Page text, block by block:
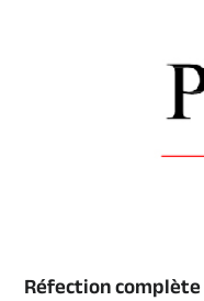
Réfection